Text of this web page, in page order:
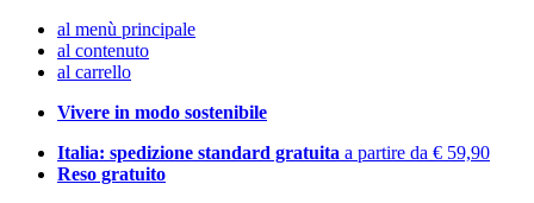
al menù principale
al contenuto
al carrello
Vivere in modo sostenibile
Italia: spedizione standard gratuita a partire da € 59,90
Reso gratuito